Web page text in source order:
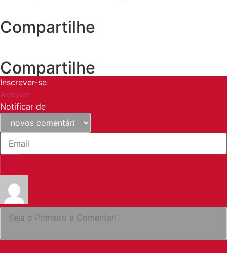
Compartilhe
Compartilhe
Inscrever-se
Acessar
Notificar de